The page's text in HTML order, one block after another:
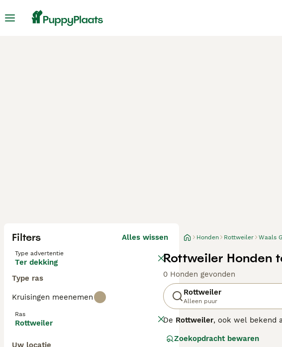
Filters Alles wissen
Type advertentie
Ter dekking
Type ras
Kruisingen meenemen
Ras
Rottweiler
Uw locatie
Honden Rottweiler Waals
Rottweiler Honden
0 Honden gevonden
Rottweiler
Alleen puur
De Rottweiler, ook wel bekend
Rottweiler pupszijn populair
Zoekopdracht bewaren